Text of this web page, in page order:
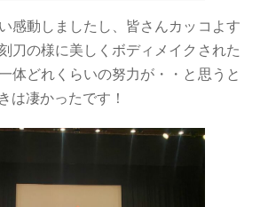
感動しましたし、皆さんカッコよす
刀の様に美しくボディメイクされた
体どれくらいの努力が・・と思うと
は凄かったです！